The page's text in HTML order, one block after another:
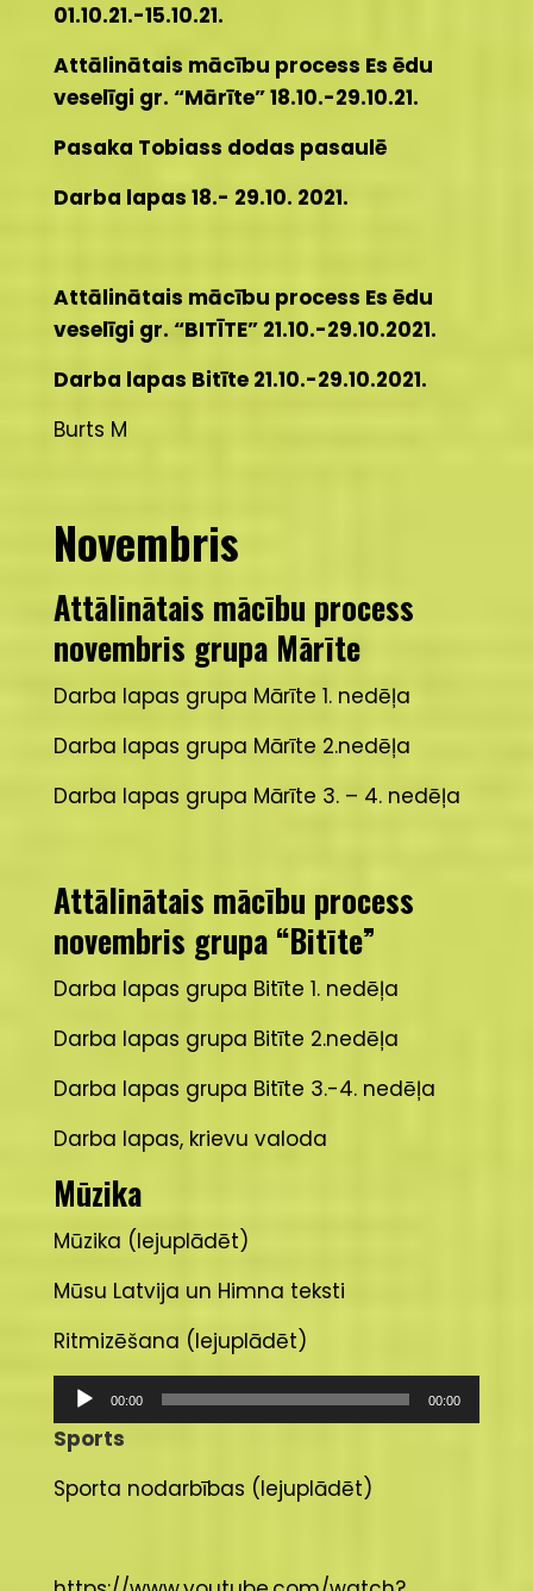
01.10.21.-15.10.21.
Attālinātais mācību process Es ēdu
veselīgi gr. “Mārīte” 18.10.-29.10.21.
Pasaka Tobiass dodas pasaulē
Darba lapas 18.- 29.10. 2021.
Attālinātais mācību process Es ēdu
veselīgi gr. “BITĪTE” 21.10.-29.10.2021.
Darba lapas Bitīte 21.10.-29.10.2021.
Burts M
Novembris
Attālinātais mācību process
novembris grupa Mārīte
Darba lapas grupa Mārīte 1. nedēļa
Darba lapas grupa Mārīte 2.nedēļa
Darba lapas grupa Mārīte 3. – 4. nedēļa
Attālinātais mācību process
novembris grupa “Bitīte”
Darba lapas grupa Bitīte 1. nedēļa
Darba lapas grupa Bitīte 2.nedēļa
Darba lapas grupa Bitīte 3.-4. nedēļa
Darba lapas, krievu valoda
Mūzika
Mūzika (lejuplādēt)
Mūsu Latvija un Himna teksti
Ritmizēšana (lejuplādēt)
Audio
atskaņotājs
00:00 00:00
Sports
Sporta nodarbības (lejuplādēt)